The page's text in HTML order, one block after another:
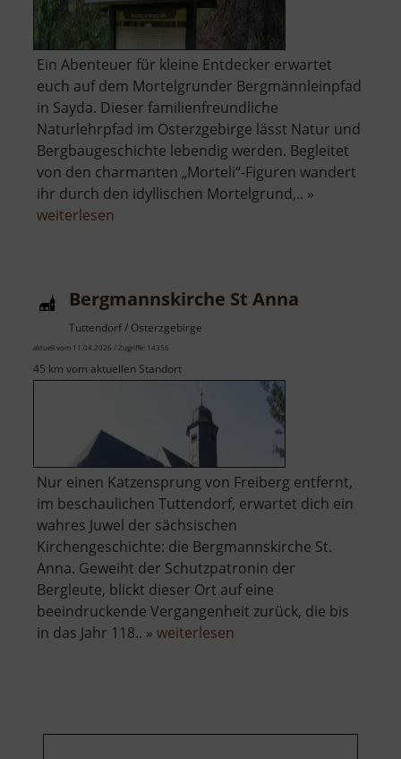
Ein Abenteuer für kleine Entdecker erwartet
euch auf dem Mortelgrunder Bergmännleinpfad
in Sayda. Dieser familienfreundliche
Naturlehrpfad im Osterzgebirge lässt Natur und
Bergbaugeschichte lebendig werden. Begleitet
von den charmanten „Morteli“-Figuren wandert
ihr durch den idyllischen Mortelgrund,.. »
weiterlesen
Bergmannskirche St Anna
Tuttendorf / Osterzgebirge
aktuell vom 11.04.2026 / Zugriffe: 14356
45 km vom aktuellen Standort
Nur einen Katzensprung von Freiberg entfernt,
im beschaulichen Tuttendorf, erwartet dich ein
wahres Juwel der sächsischen
Kirchengeschichte: die Bergmannskirche St.
Anna. Geweiht der Schutzpatronin der
Bergleute, blickt dieser Ort auf eine
beeindruckende Vergangenheit zurück, die bis
in das Jahr 118.. » weiterlesen